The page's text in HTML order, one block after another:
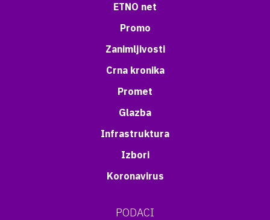
ETNO net
Promo
Zanimljivosti
Crna kronika
Promet
Glazba
Infrastruktura
Izbori
Koronavirus
PODACI